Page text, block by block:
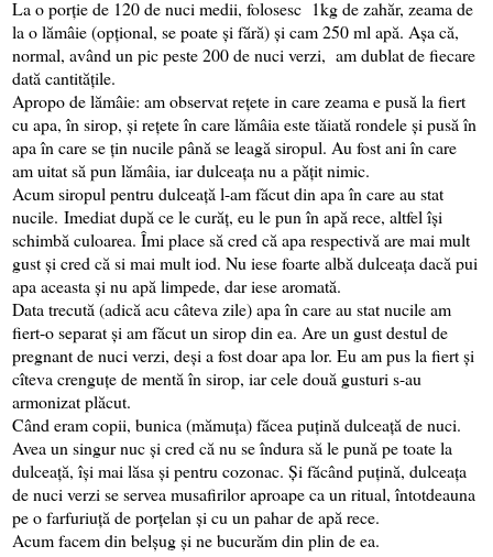
La o porție de 120 de nuci medii, folosesc 1kg de zahăr, zeama de
la o lămâie (opțional, se poate și fără) și cam 250 ml apă. Așa că,
normal, având un pic peste 200 de nuci verzi, am dublat de fiecare
dată cantitățile.
Apropo de lămâie: am observat rețete in care zeama e pusă la fiert
cu apa, în sirop, și rețete în care lămâia este tăiată rondele și pusă în
apa în care se țin nucile până se leagă siropul. Au fost ani în care
am uitat să pun lămâia, iar dulceața nu a pățit nimic.
Acum siropul pentru dulceață l-am făcut din apa în care au stat
nucile. Imediat după ce le curăț, eu le pun în apă rece, altfel își
schimbă culoarea. Îmi place să cred că apa respectivă are mai mult
gust și cred că si mai mult iod. Nu iese foarte albă dulceața dacă pui
apa aceasta și nu apă limpede, dar iese aromată.
Data trecută (adică acu câteva zile) apa în care au stat nucile am
fiert-o separat și am făcut un sirop din ea. Are un gust destul de
pregnant de nuci verzi, deși a fost doar apa lor. Eu am pus la fiert și
cîteva crenguțe de mentă în sirop, iar cele două gusturi s-au
armonizat plăcut.
Când eram copii, bunica (mămuța) făcea puțină dulceață de nuci.
Avea un singur nuc și cred că nu se îndura să le pună pe toate la
dulceață, își mai lăsa și pentru cozonac. Și făcând puțină, dulceața
de nuci verzi se servea musafirilor aproape ca un ritual, întotdeauna
pe o farfuriuță de porțelan și cu un pahar de apă rece.
Acum facem din belșug și ne bucurăm din plin de ea.